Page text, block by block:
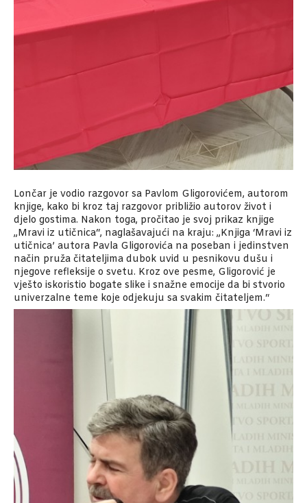
Lončar je vodio razgovor sa Pavlom Gligorovićem, autorom
knjige, kako bi kroz taj razgovor približio autorov život i
djelo gostima. Nakon toga, pročitao je svoj prikaz knjige
„Mravi iz utičnica“, naglašavajući na kraju: „Knjiga ‘Mravi iz
utičnica’ autora Pavla Gligorovića na poseban i jedinstven
način pruža čitateljima dubok uvid u pesnikovu dušu i
njegove refleksije o svetu. Kroz ove pesme, Gligorović je
vješto iskoristio bogate slike i snažne emocije da bi stvorio
univerzalne teme koje odjekuju sa svakim čitateljem.“